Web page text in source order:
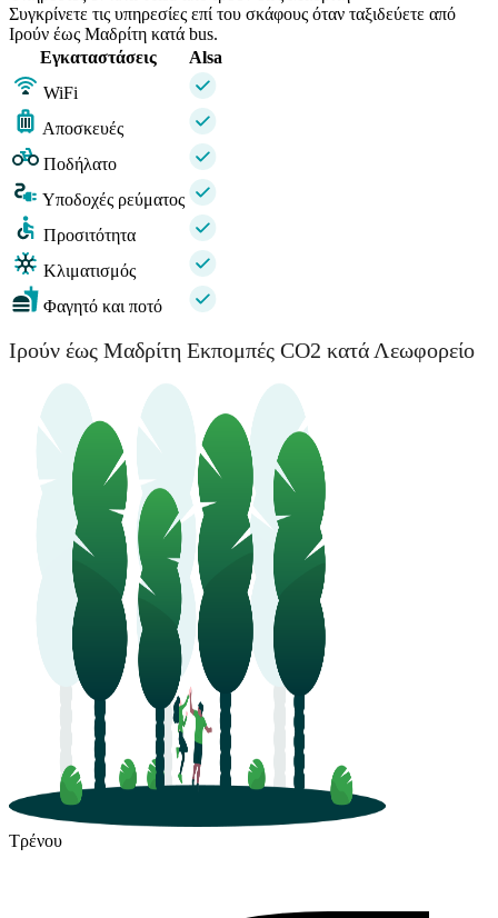
Συγκρίνετε τις υπηρεσίες επί του σκάφους όταν ταξιδεύετε από
Ιρούν έως Μαδρίτη κατά bus.
Εγκαταστάσεις
Alsa
WiFi
Αποσκευές
Ποδήλατο
Υποδοχές ρεύματος
Προσιτότητα
Κλιματισμός
Φαγητό και ποτό
Ιρούν έως Μαδρίτη Εκπομπές CO2 κατά Λεωφορείο
Τρένου